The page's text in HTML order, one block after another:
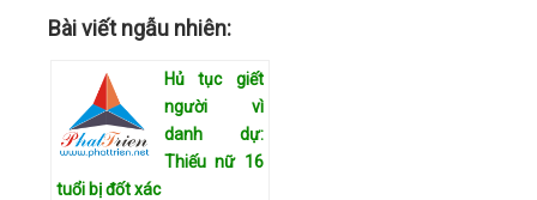
Bài viết ngẫu nhiên:
Hủ tục giết
người vì
danh dự:
Thiếu nữ 16
tuổi bị đốt xác